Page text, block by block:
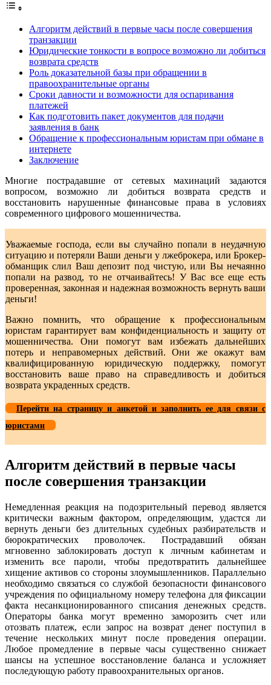
Алгоритм действий в первые часы после совершения
транзакции
Юридические тонкости в вопросе возможно ли добиться
возврата средств
Роль доказательной базы при обращении в
правоохранительные органы
Сроки давности и возможности для оспаривания
платежей
Как подготовить пакет документов для подачи
заявления в банк
Обращение к профессиональным юристам при обмане в
интернете
Заключение
Многие пострадавшие от сетевых махинаций задаются
вопросом, возможно ли добиться возврата средств и
восстановить нарушенные финансовые права в условиях
современного цифрового мошенничества.
Уважаемые господа, если вы случайно попали в неудачную
ситуацию и потеряли Ваши деньги у лжеброкера, или Брокер-
обманщик слил Ваш депозит под чистую, или Вы нечаянно
попали на развод, то не отчаивайтесь! У Вас все еще есть
проверенная, законная и надежная возможность вернуть ваши
деньги!
Важно помнить, что обращение к профессиональным
юристам гарантирует вам конфиденциальность и защиту от
мошенничества. Они помогут вам избежать дальнейших
потерь и неправомерных действий. Они же окажут вам
квалифицированную юридическую поддержку, помогут
восстановить ваше право на справедливость и добиться
возврата украденных средств.
Перейти на страницу и анкетой и заполнить ее для связи с
юристами
Алгоритм действий в первые часы
после совершения транзакции
Немедленная реакция на подозрительный перевод является
критически важным фактором, определяющим, удастся ли
вернуть деньги без длительных судебных разбирательств и
бюрократических проволочек. Пострадавший обязан
мгновенно заблокировать доступ к личным кабинетам и
изменить все пароли, чтобы предотвратить дальнейшее
хищение активов со стороны злоумышленников. Параллельно
необходимо связаться со службой безопасности финансового
учреждения по официальному номеру телефона для фиксации
факта несанкционированного списания денежных средств.
Операторы банка могут временно заморозить счет или
отозвать платеж, если запрос на возврат денег поступил в
течение нескольких минут после проведения операции.
Любое промедление в первые часы существенно снижает
шансы на успешное восстановление баланса и усложняет
последующую работу правоохранительных органов.